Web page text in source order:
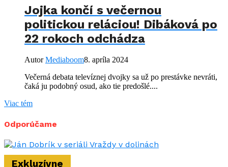
Jojka končí s večernou
politickou reláciou! Dibáková po
22 rokoch odchádza
AutorMediaboom8. apríla 2024
Večerná debata televíznej dvojky sa už po prestávke nevráti,
čaká ju podobný osud, ako tie predošlé....
Viac tém
Odporúčame
Exkluzívne